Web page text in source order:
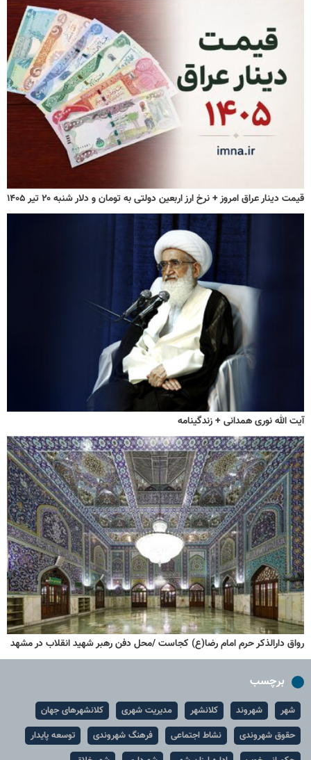
قیمت دینار عراق امروز + نرخ ارز اربعین دولتی به تومان و دلار شنبه ۲۰ تیر ۱۴۰۵
آیت الله نوری همدانی + زندگینامه
رواق دارالذکر حرم امام رضا(ع) کجاست /محل دفن رهبر شهید انقلاب در مشهد
برچسب
شهر شهروند کلانشهر مدیریت شهری
کلانشهرهای جهان
حقوق شهروندی
نشاط اجتماعی فرهنگ شهروندی
توسعه پایدار